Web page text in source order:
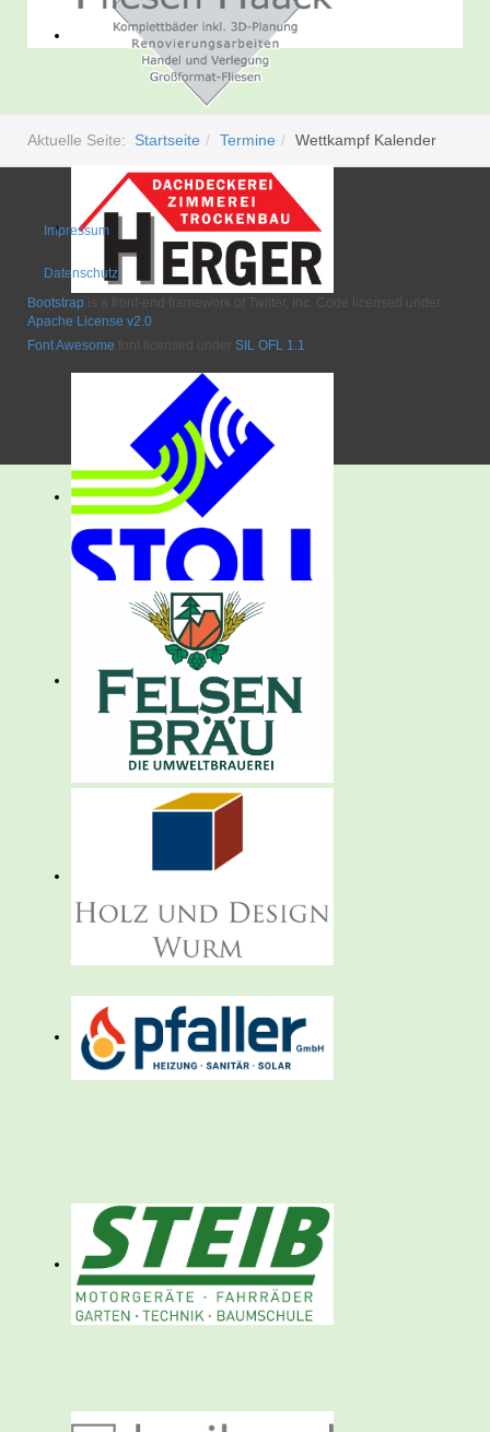
Aktuelle Seite: Startseite Termine Wettkampf Kalender
Impressum
Datenschutz
Bootstrap is a front-end framework of Twitter, Inc. Code licensed under
Apache License v2.0
Font Awesome font licensed under SIL OFL 1.1